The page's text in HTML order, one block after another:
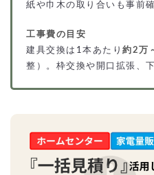
紙や巾木の取り合いも事前確
工事費の目安
建具交換は1本あたり 約2万
整）。枠交換や開口拡張、